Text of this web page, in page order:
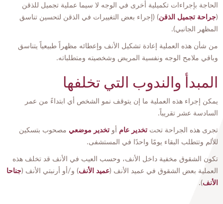
الحاجة بإجراءات تكميلية أخرى في الوجه لا سيما عملية تجميل للذقن
(جراحة تجميل الذقن) (إجراء بعض التغييرات في الذقن لتحسين تناسق
المظهر الجانبي).
من شأن هذه العملية إعادة تشكيل الأنف وإعطائه مظهراً طبيعياً يتناسق
وباقي ملامح الوجه ونفسية المريض وشخصيته ومتطلباته.
المبدأ والندوب التي تخلفها
يمكن إجراء هذه العملية ما إن يتوقف نمو الشخص أي ابتداءً من عمر
السادسة عشر تقريباً.
تجرى هذه الجراحة تحت تخدير عام أو تخدير موضعي مصحوب بتسكين
للألم وتتطلب البقاء يومًا واحدًا في المستشفى.
تكون الشقوق مخفية داخل الأنف، وحسب العيب في الأنف قد تخلف هذه
العملية بعض الشقوق في عميد الأنف (عميد الأنف) و/أو أرنبتي الأنف (جناحا
الأنف).